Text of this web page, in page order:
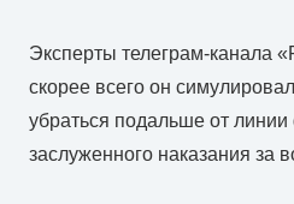
Эксперты телеграм-канала
скорее всего он
убраться подальше от
заслуженного наказания за